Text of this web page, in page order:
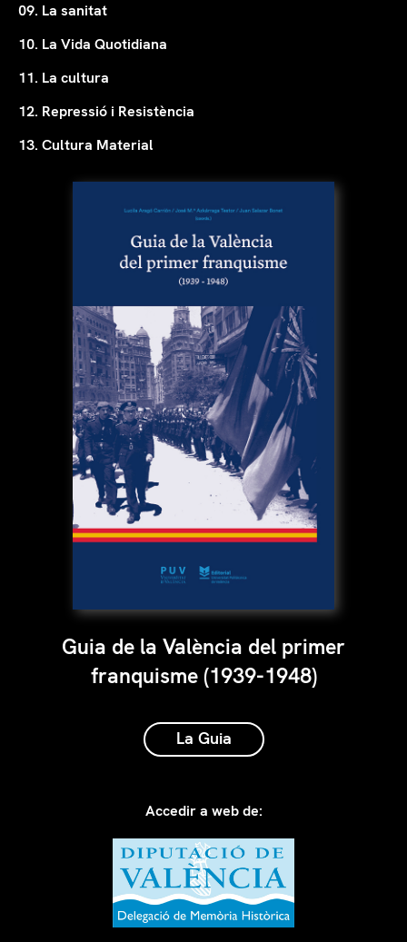
09. La sanitat
10. La Vida Quotidiana
11. La cultura
12. Repressió i Resistència
13. Cultura Material
Guia de la València del primer
franquisme (1939-1948)
La Guia
Accedir a web de: